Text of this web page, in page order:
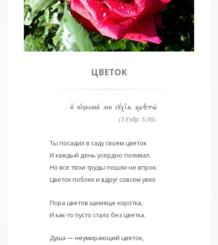
ЦВЕТОК
и3 њзелени1 ми сух‡z цвэты2
(3 Ездр. 5:36).
Ты посадил в саду своём цветок
И каждый день усердно поливал.
Но все твои труды пошли не впрок:
Цветок поблек и вдруг совсем увял.
Пора цветов щемяще коротка,
И как-то пусто стало без цветка.
Душа — неумирающий цветок,